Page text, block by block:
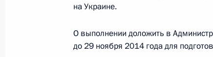
Исполнены поручения, данные по
аппарата Государственного
Управления по Центральному
на Украине.
О выполнении доложить в
до 29 ноября 2014 года для